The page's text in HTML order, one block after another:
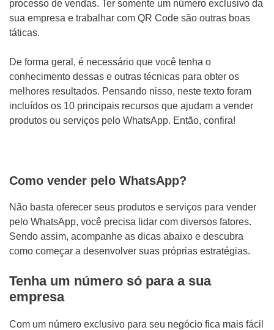
processo de vendas. Ter somente um número exclusivo da
sua empresa e trabalhar com QR Code são outras boas
táticas.
De forma geral, é necessário que você tenha o
conhecimento dessas e outras técnicas para obter os
melhores resultados. Pensando nisso, neste texto foram
incluídos os 10 principais recursos que ajudam a vender
produtos ou serviços pelo WhatsApp. Então, confira!
Como vender pelo WhatsApp?
Não basta oferecer seus produtos e serviços para vender
pelo WhatsApp, você precisa lidar com diversos fatores.
Sendo assim, acompanhe as dicas abaixo e descubra
como começar a desenvolver suas próprias estratégias.
Tenha um número só para a sua
empresa
Com um número exclusivo para seu negócio fica mais fácil
WHATSAPP: (62) 99168 - 8014